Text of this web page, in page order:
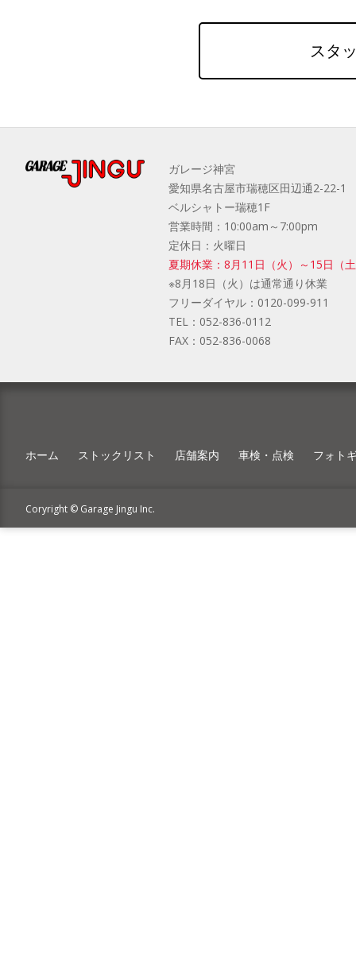
スタ
ガレージ神宮
愛知県名古屋市瑞穂区田辺通2-22-1
ベルシャトー瑞穂1F
営業時間：10:00am～7:00pm
定休日：火曜日
夏期休業：8月11日（火）～15日（
※8月18日（火）は通常通り休業
フリーダイヤル： 0120-099-911
TEL： 052-836-0112
FAX： 052-836-0068
ホーム ストックリスト 店舗案内 車検・点検 フォト
Coryright © Garage Jingu Inc.